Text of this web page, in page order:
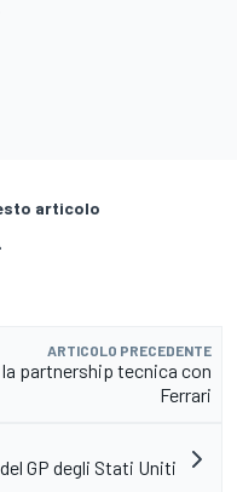
articolo
ARTICOLO PRECEDENTE
partnership tecnica con
Ferrari
GP degli Stati Uniti